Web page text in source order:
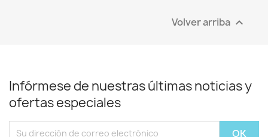
Volver arriba 
Infórmese de nuestras últimas noticias y
ofertas especiales